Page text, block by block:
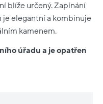
blíže určený. Zapínání
je elegantní a kombinuje
kamenem.
úřadu a je opatřen